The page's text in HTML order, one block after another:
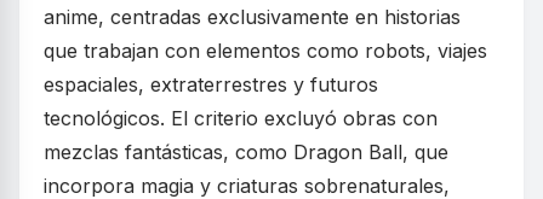
anime, centradas exclusivamente en historias
que trabajan con elementos como robots, viajes
espaciales, extraterrestres y futuros
tecnológicos. El criterio excluyó obras con
mezclas fantásticas, como Dragon Ball, que
incorpora magia y criaturas sobrenaturales,